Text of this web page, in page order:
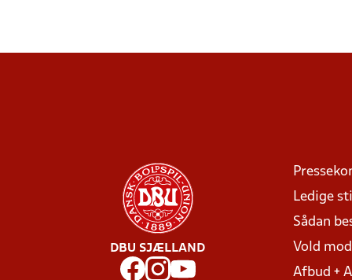
DBU SJÆLLAND
Ledige
Sådan
Vold
Afbud +